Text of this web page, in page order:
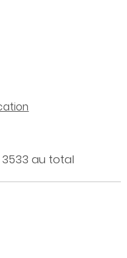
3533 au total